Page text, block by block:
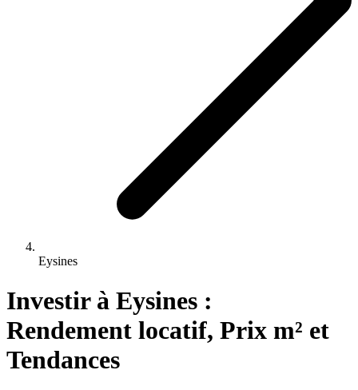
Eysines
Investir à Eysines :
Rendement locatif, Prix m² et
Tendances